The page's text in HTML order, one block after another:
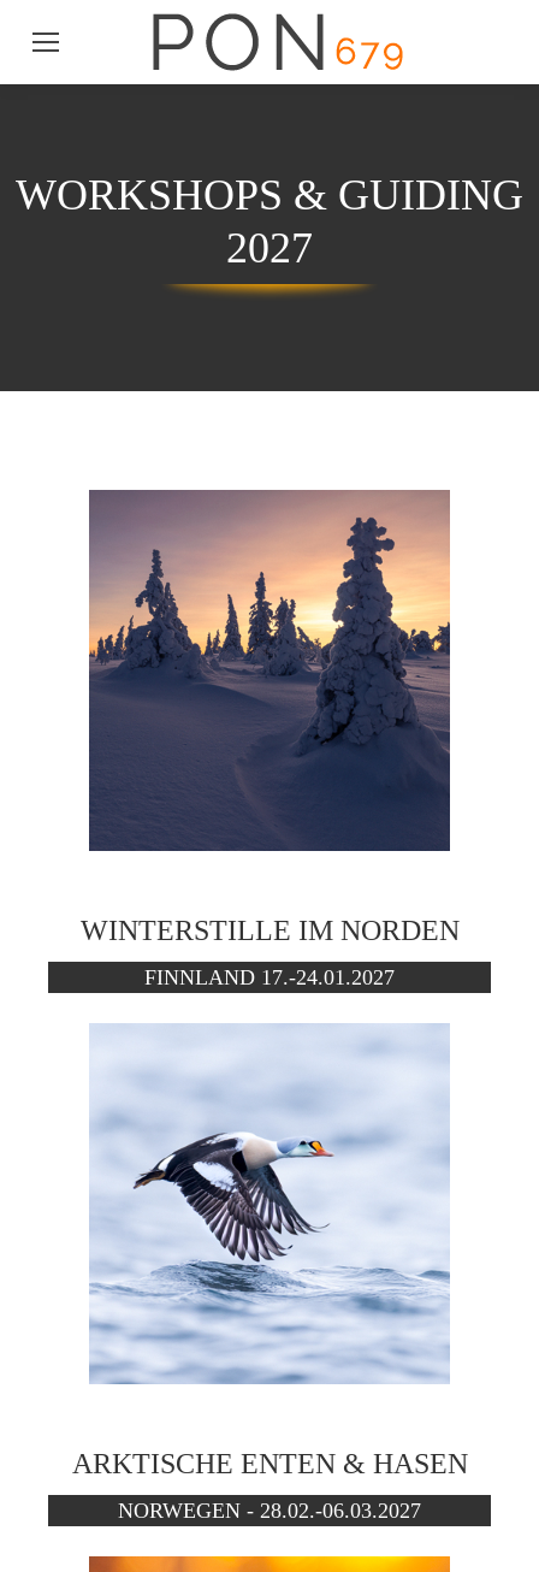
WORKSHOPS & GUIDING
2027
WINTERSTILLE IM NORDEN
FINNLAND 17.-24.01.2027
ARKTISCHE ENTEN & HASEN
NORWEGEN - 28.02.-06.03.2027